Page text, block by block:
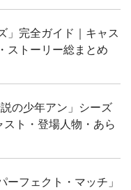
」完全ガイド｜キャス
ストーリー総まとめ
の少年アン」シーズ
スト・登場人物・あら
ーフェクト・マッチ」